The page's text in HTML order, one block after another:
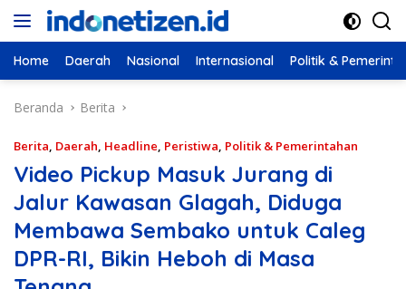
Langsung
Home Daerah Nasional Internasional Politik &
Beranda Berita
Berita, Daerah, Headline, Peristiwa, Politik & Pemerintahan
Video Pickup Masuk Jurang di
Jalur Kawasan Glagah, Diduga
Membawa Sembako untuk Caleg
DPR-RI, Bikin Heboh di Masa